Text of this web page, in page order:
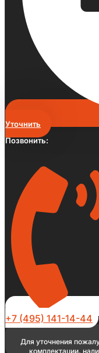
Уточнить
Позвонить:
+7 (495) 141-14-44
Для уточнения
комплектации,